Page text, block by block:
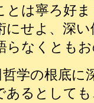
とは寧ろ好
にせよ、深
らなくとも
学の根底に
あるとして